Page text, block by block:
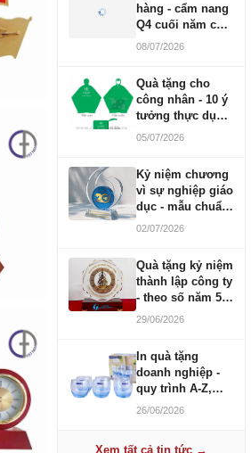
hàng - cẩm nang
Q4 cuối năm cho
doanh nghiệp
08/07/2026
Quà tặng cho
công nhân - 10 ý
tưởng thực dụng
ngân sách 100-
05/07/2026
Kỷ niệm chương
vì sự nghiệp giáo
dục - mẫu chuẩn
2026
02/07/2026
Quà tặng kỷ niệm
thành lập công ty
- theo số năm 5,
10, 20, 30, 50
29/06/2026
In quà tặng
doanh nghiệp -
quy trình A-Z,
báo giá và thời
26/06/2026
Xem tất cả tin tức →